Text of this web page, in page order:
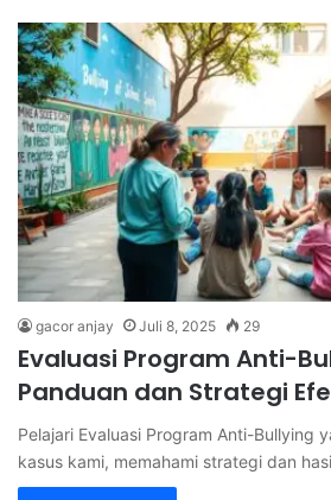
gacor anjay Juli 8, 2025 29
Evaluasi Program Anti-
Panduan dan Strategi
Pelajari Evaluasi Program Anti-Bullying
kasus kami, memahami strategi dan